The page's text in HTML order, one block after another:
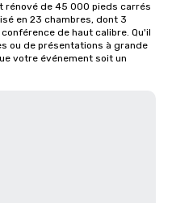
rénové de 45 000 pieds carrés
en 23 chambres, dont 3
de haut calibre. Qu'il
ou de présentations à grande
votre événement soit un